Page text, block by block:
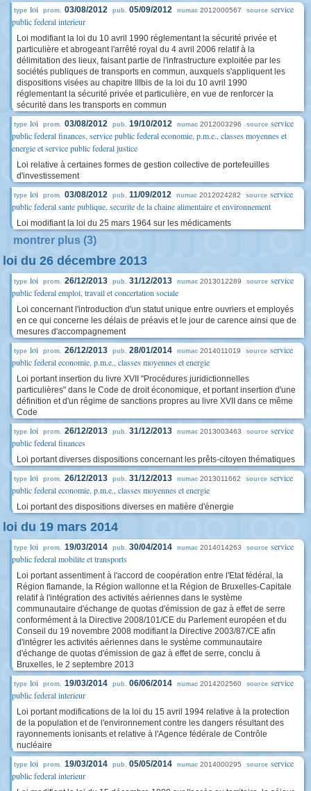
type loi prom. 03/08/2012 pub. 05/09/2012 numac 2012000567 source service
public federal interieur
Loi modifiant la loi du 10 avril 1990 réglementant la sécurité privée et
particulière et abrogeant l'arrêté royal du 4 avril 2006 relatif à la
délimitation des lieux, faisant partie de l'infrastructure exploitée par les
sociétés publiques de transports en commun, auxquels s'appliquent les
dispositions visées au chapitre IIIbis de la loi du 10 avril 1990
réglementant la sécurité privée et particulière, en vue de renforcer la
sécurité dans les transports en commun
type loi prom. 03/08/2012 pub. 19/10/2012 numac 2012003296 source service
public federal finances, service public federal economie, p.m.e., classes moyennes et
energie et service public federal justice
Loi relative à certaines formes de gestion collective de portefeuilles
d'investissement
type loi prom. 03/08/2012 pub. 11/09/2012 numac 2012024282 source service
public federal sante publique, securite de la chaine alimentaire et environnement
Loi modifiant la loi du 25 mars 1964 sur les médicaments
montrer plus (3)
loi du 26 décembre 2013
type loi prom. 26/12/2013 pub. 31/12/2013 numac 2013012289 source service
public federal emploi, travail et concertation sociale
Loi concernant l'introduction d'un statut unique entre ouvriers et employés
en ce qui concerne les délais de préavis et le jour de carence ainsi que de
mesures d'accompagnement
type loi prom. 26/12/2013 pub. 28/01/2014 numac 2014011019 source service
public federal economie, p.m.e., classes moyennes et energie
Loi portant insertion du livre XVII "Procédures juridictionnelles
particulières" dans le Code de droit économique, et portant insertion d'une
définition et d'un régime de sanctions propres au livre XVII dans ce même
Code
type loi prom. 26/12/2013 pub. 31/12/2013 numac 2013003463 source service
public federal finances
Loi portant diverses dispositions concernant les prêts-citoyen thématiques
type loi prom. 26/12/2013 pub. 31/12/2013 numac 2013011662 source service
public federal economie, p.m.e., classes moyennes et energie
Loi portant des dispositions diverses en matière d'énergie
loi du 19 mars 2014
type loi prom. 19/03/2014 pub. 30/04/2014 numac 2014014263 source service
public federal mobilite et transports
Loi portant assentiment à l'accord de coopération entre l'Etat fédéral, la
Région flamande, la Région wallonne et la Région de Bruxelles-Capitale
relatif à l'intégration des activités aériennes dans le système
communautaire d'échange de quotas d'émission de gaz à effet de serre
conformément à la Directive 2008/101/CE du Parlement européen et du
Conseil du 19 novembre 2008 modifiant la Directive 2003/87/CE afin
d'intégrer les activités aériennes dans le système communautaire
d'échange de quotas d'émission de gaz à effet de serre, conclu à
Bruxelles, le 2 septembre 2013
type loi prom. 19/03/2014 pub. 06/06/2014 numac 2014202560 source service
public federal interieur
Loi portant modifications de la loi du 15 avril 1994 relative à la protection
de la population et de l'environnement contre les dangers résultant des
rayonnements ionisants et relative à l'Agence fédérale de Contrôle
nucléaire
type loi prom. 19/03/2014 pub. 05/05/2014 numac 2014000295 source service
public federal interieur